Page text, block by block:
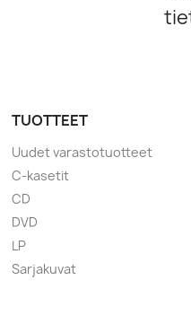
TUOTTEET
Uudet varastotuotteet
C-kasetit
CD
DVD
LP
Sarjakuvat